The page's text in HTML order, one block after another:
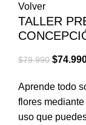
Volver
TALLER
$79.990 $
Aprende todo
flores
uso que